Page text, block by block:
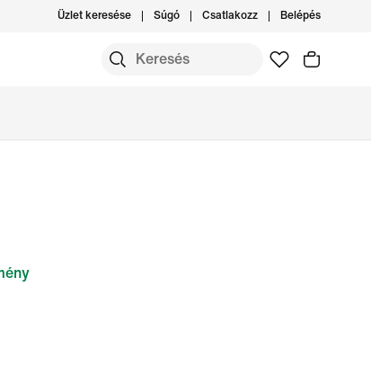
Üzlet keresése Súgó Csatlakozz Belépés